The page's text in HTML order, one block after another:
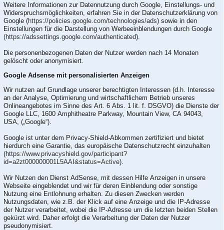
Weitere Informationen zur Datennutzung durch Google, Einstellungs- und
Widerspruchsmöglichkeiten, erfahren Sie in der Datenschutzerklärung von
Google (https://policies.google.com/technologies/ads) sowie in den
Einstellungen für die Darstellung von Werbeeinblendungen durch Google
(https://adssettings.google.com/authenticated).
Die personenbezogenen Daten der Nutzer werden nach 14 Monaten
gelöscht oder anonymisiert.
Google Adsense mit personalisierten Anzeigen
Wir nutzen auf Grundlage unserer berechtigten Interessen (d.h. Interesse
an der Analyse, Optimierung und wirtschaftlichem Betrieb unseres
Onlineangebotes im Sinne des Art. 6 Abs. 1 lit. f. DSGVO) die Dienste der
Google LLC, 1600 Amphitheatre Parkway, Mountain View, CA 94043,
USA, („Google“).
Google ist unter dem Privacy-Shield-Abkommen zertifiziert und bietet
hierdurch eine Garantie, das europäische Datenschutzrecht einzuhalten
(https://www.privacyshield.gov/participant?
id=a2zt000000001L5AAI&status=Active).
Wir Nutzen den Dienst AdSense, mit dessen Hilfe Anzeigen in unsere
Webseite eingeblendet und wir für deren Einblendung oder sonstige
Nutzung eine Entlohnung erhalten. Zu diesen Zwecken werden
Nutzungsdaten, wie z.B. der Klick auf eine Anzeige und die IP-Adresse
der Nutzer verarbeitet, wobei die IP-Adresse um die letzten beiden Stellen
gekürzt wird. Daher erfolgt die Verarbeitung der Daten der Nutzer
pseudonymisiert.